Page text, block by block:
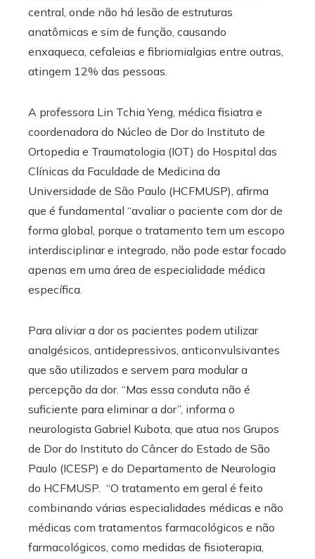
central, onde não há lesão de estruturas
anatômicas e sim de função, causando
enxaqueca, cefaleias e fibriomialgias entre outras,
atingem 12% das pessoas.
A professora Lin Tchia Yeng, médica fisiatra e
coordenadora do Núcleo de Dor do Instituto de
Ortopedia e Traumatologia (IOT) do Hospital das
Clínicas da Faculdade de Medicina da
Universidade de São Paulo (HCFMUSP), afirma
que é fundamental “avaliar o paciente com dor de
forma global, porque o tratamento tem um escopo
interdisciplinar e integrado, não pode estar focado
apenas em uma área de especialidade médica
específica.
Para aliviar a dor os pacientes podem utilizar
analgésicos, antidepressivos, anticonvulsivantes
que são utilizados e servem para modular a
percepção da dor. “Mas essa conduta não é
suficiente para eliminar a dor”, informa o
neurologista Gabriel Kubota, que atua nos Grupos
de Dor do Instituto do Câncer do Estado de São
Paulo (ICESP) e do Departamento de Neurologia
do HCFMUSP. “O tratamento em geral é feito
combinando várias especialidades médicas e não
médicas com tratamentos farmacológicos e não
farmacológicos, como medidas de fisioterapia,